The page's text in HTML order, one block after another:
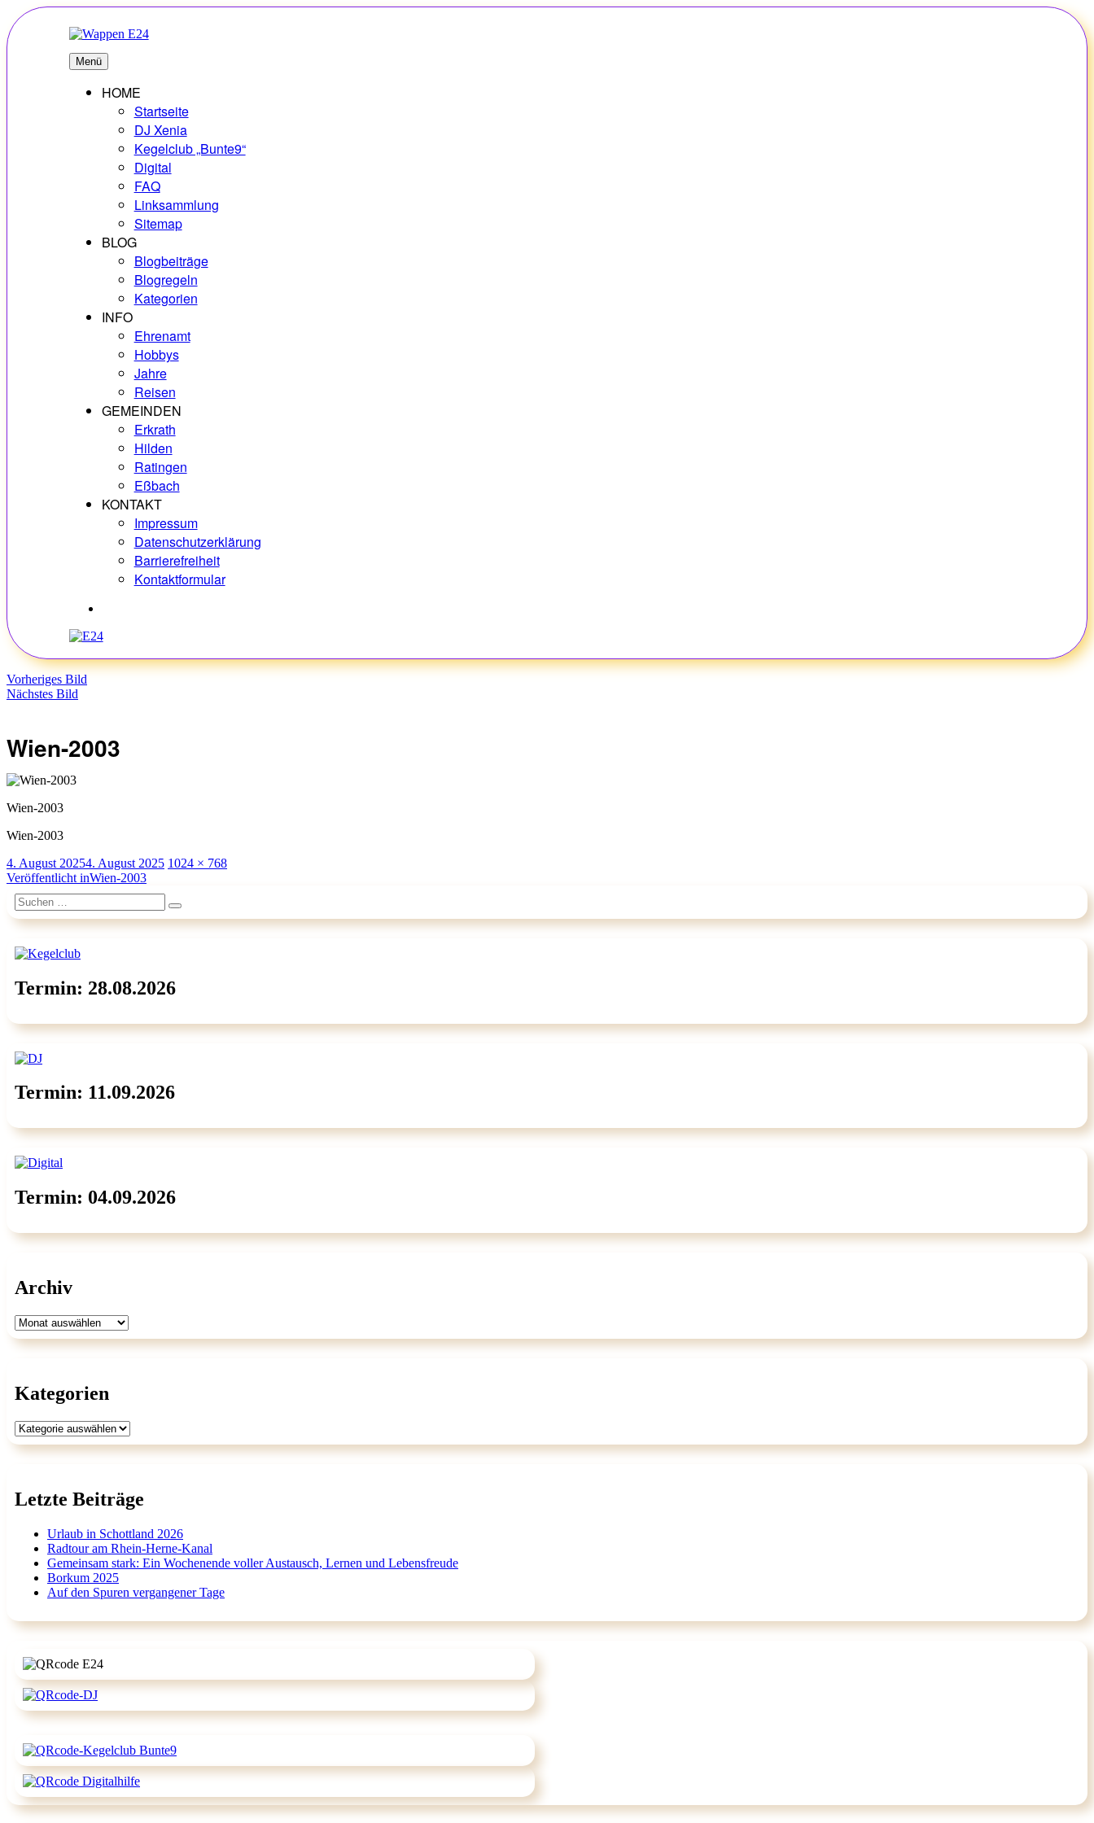
Zum
Inhalt
springen
E24
Erlebnisse – Hobbys – Vielfalt
Menü
HOME
Startseite
DJ Xenia
Kegelclub „Bunte9“
Digital
FAQ
Linksammlung
Sitemap
BLOG
Blogbeiträge
Blogregeln
Kategorien
INFO
Ehrenamt
Hobbys
Jahre
Reisen
GEMEINDEN
Erkrath
Hilden
Ratingen
Eßbach
KONTAKT
Impressum
Datenschutzerklärung
Barrierefreiheit
Kontaktformular
Vorheriges Bild
Nächstes Bild
Wien-2003
Wien-2003
Wien-2003
Veröffentlicht
am
4. August 20254. August 2025 Originalgröße
1024 × 768
Beitragsnavigation
Veröffentlicht inWien-2003
Suchen
nach:
Suchen
Termin: 28.08.2026
Termin: 11.09.2026
Termin: 04.09.2026
Archiv
Archiv
Kategorien
Kategorien
Letzte Beiträge
Urlaub in Schottland 2026
Radtour am Rhein-Herne-Kanal
Gemeinsam stark: Ein Wochenende voller Austausch, Lernen und Lebensfreude
Borkum 2025
Auf den Spuren vergangener Tage